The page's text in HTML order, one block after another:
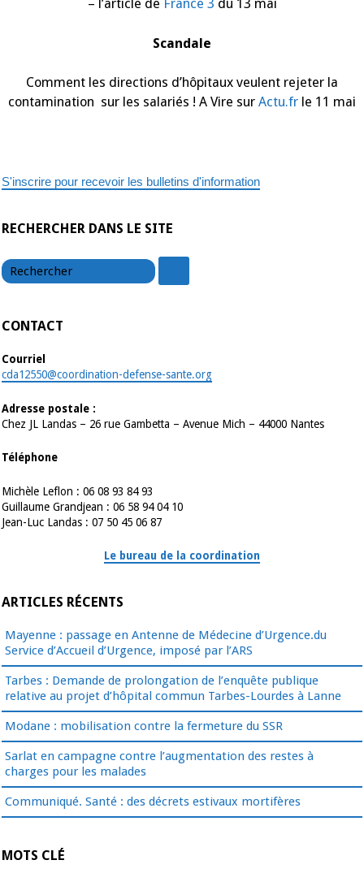
– l’article de France 3 du 13 mai
Scandale
Comment les directions d’hôpitaux veulent rejeter la
contamination sur les salariés ! A Vire sur Actu.fr le 11 mai
S'inscrire pour recevoir les bulletins d'information
RECHERCHER DANS LE SITE
CONTACT
Courriel
cda12550@coordination-defense-sante.org
Adresse postale :
Chez JL Landas – 26 rue Gambetta – Avenue Mich – 44000 Nantes
Téléphone
Michèle Leflon : 06 08 93 84 93
Guillaume Grandjean : 06 58 94 04 10
Jean-Luc Landas : 07 50 45 06 87
Le bureau de la coordination
ARTICLES RÉCENTS
Mayenne : passage en Antenne de Médecine d’Urgence.du
Service d’Accueil d’Urgence, imposé par l’ARS
Tarbes : Demande de prolongation de l’enquête publique
relative au projet d’hôpital commun Tarbes-Lourdes à Lanne
Modane : mobilisation contre la fermeture du SSR
Sarlat en campagne contre l’augmentation des restes à
charges pour les malades
Communiqué. Santé : des décrets estivaux mortifères
MOTS CLÉ